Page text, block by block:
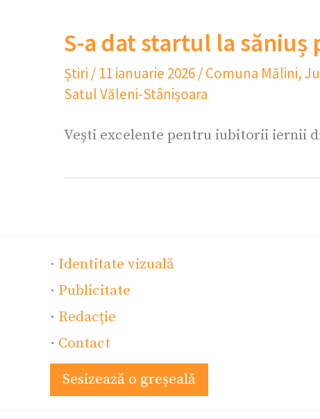
S-a dat startul la săniuș
Știri / 11 ianuarie 2026/Comuna Mălini,
Satul Văleni-Stânișoara
Vești excelente pentru iubitorii iernii
· Identitate vizuală
· Publicitate
· Redacție
· Contact
Sesizează o greșeală